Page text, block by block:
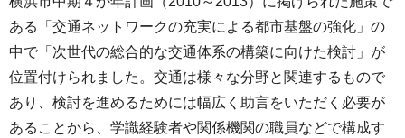
ある「交通ネットワークの充実による都市基盤の強化」の
中で「次世代の総合的な交通体系の構築に向けた検討」が
位置付けられました。交通は様々な分野と関連するもので
あり、検討を進めるためには幅広く助言をいただく必要が
あることから、学識経験者や関係機関の職員などで構成す